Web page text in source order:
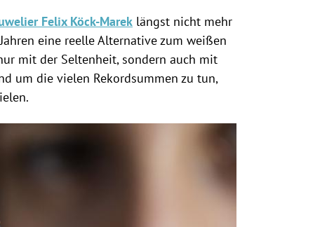
Felix Köck-Marek längst nicht mehr
eine reelle Alternative zum weißen
mit der Seltenheit, sondern auch mit
um die vielen Rekordsummen zu tun,